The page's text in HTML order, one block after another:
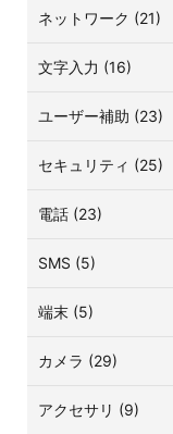
ネットワーク (21)
文字入力 (16)
ユーザー補助 (23)
セキュリティ (25)
電話 (23)
SMS (5)
端末 (5)
カメラ (29)
アクセサリ (9)